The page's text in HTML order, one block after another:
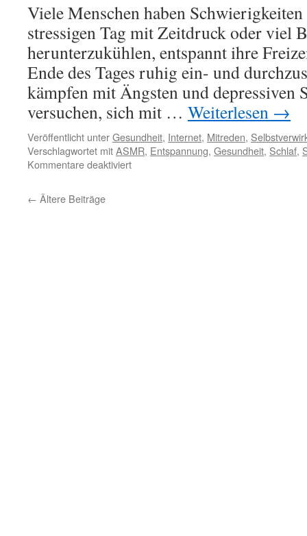
Viele Menschen haben
stressigen Tag mit Zeitdruck oder viel
herunterzukühlen, entspannt ihre
Ende des Tages ruhig ein- und
kämpfen mit Ängsten und depressiven
versuchen, sich mit … Weiterlesen →
Veröffentlicht unterGesundheit, Internet, Mitreden,
Verschlagwortet mitASMR, Entspannung, Gesundheit, Schlaf,
Kommentare deaktiviert
← Ältere Beiträge